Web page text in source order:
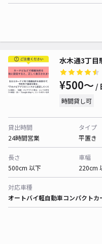
水木通3丁目
¥500〜 /
時間貸し可
貸出時間
24時間営業
タイプ
平置き
長さ
500cm 以下
車幅
220cm
対応車種
オートバイ軽自動車コンパクトカ